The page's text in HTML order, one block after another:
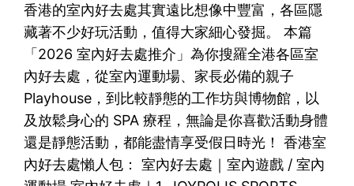
香港的室內好去處其實遠比想像中豐富，各區隱
藏著不少好玩活動，值得大家細心發掘。 本篇
「2026 室內好去處推介」為你搜羅全港各區室
內好去處，從室內運動場、家長必備的親子
Playhouse，到比較靜態的工作坊與博物館，以
及放鬆身心的 SPA 療程，無論是你喜歡活動身體
還是靜態活動，都能盡情享受假日時光！ 香港室
內好去處懶人包： 室內好去處｜室內遊戲 / 室內